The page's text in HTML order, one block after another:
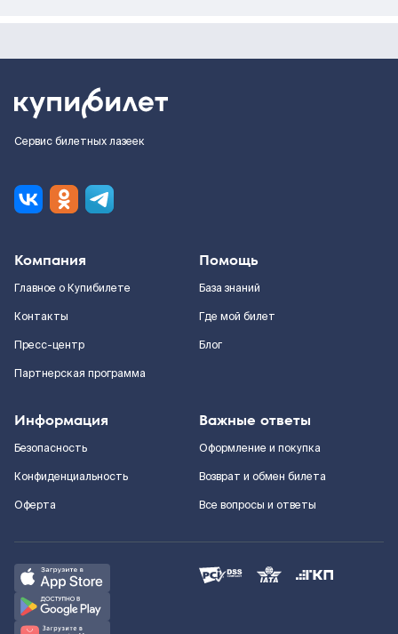
Сервис билетных лазеек
Компания
Главное о Купибилете
Контакты
Пресс-центр
Партнерская программа
Помощь
База знаний
Где мой билет
Блог
Информация
Безопасность
Конфиденциальность
Оферта
Важные ответы
Оформление и покупка
Возврат и обмен билета
Все вопросы и ответы